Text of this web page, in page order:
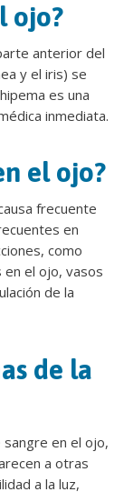
ojo?
anterior del
y el iris) se
es una
inmediata.
el ojo?
frecuente
en
como
el ojo, vasos
de la
de la
sangre en el ojo,
a otras
a la luz,